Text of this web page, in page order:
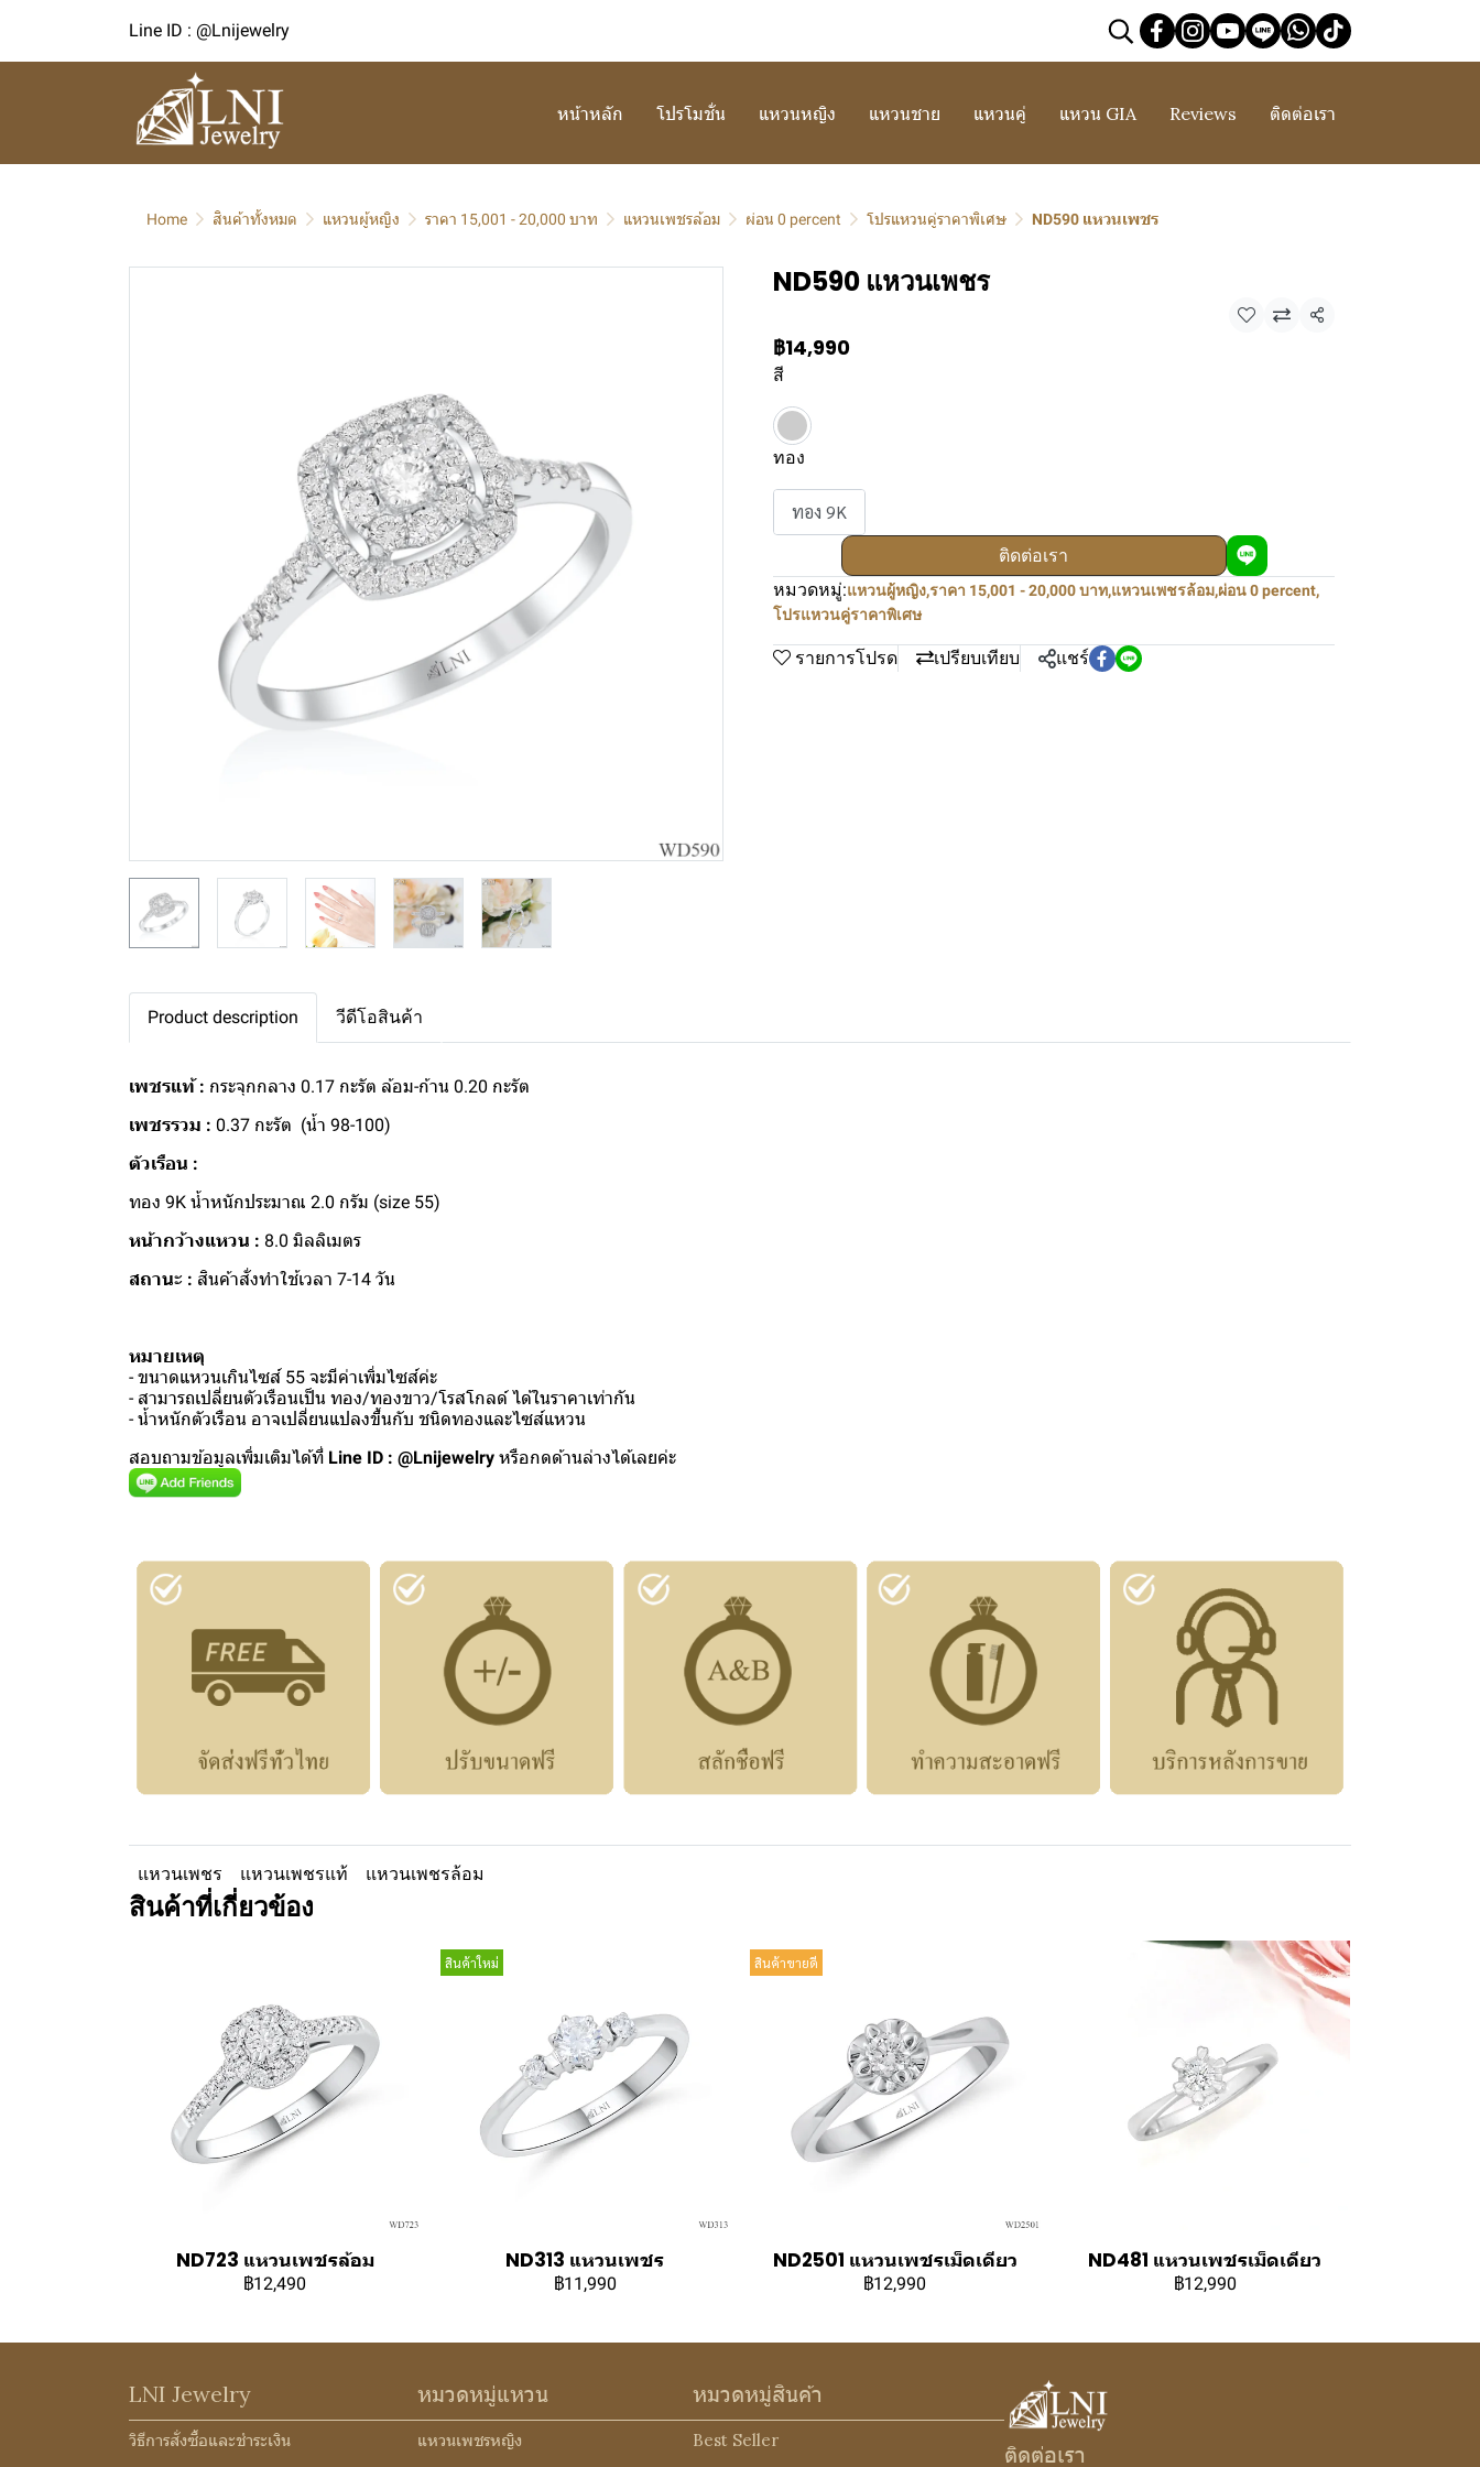
Line ID : @Lnijewelry
หน้าหลัก โปรโมชั่น แหวนหญิง แหวนชาย แหวนคู่ แหวน GIA Reviews ติดต่อเรา
Home สินค้าทั้งหมด แหวนผู้หญิง ราคา 15,001 - 20,000 บาท แหวนเพชรล้อม ผ่อน 0 percent โปรแหวนคู่ราคาพิเศษ ND590 แหวนเพชร
ND590 แหวนเพชร
แชร์
฿14,990
สี
ทอง
ทอง 9K
ติดต่อเรา
หมวดหมู่:แหวนผู้หญิง,ราคา 15,001 - 20,000 บาท,แหวนเพชรล้อม,ผ่อน 0 percent,
โปรแหวนคู่ราคาพิเศษ
รายการโปรด เปรียบเทียบ แชร์
Product description วีดีโอสินค้า
เพชรแท้ : กระจุกกลาง 0.17 กะรัต ล้อม-ก้าน 0.20 กะรัต
เพชรรวม : 0.37 กะรัต (น้ำ 98-100)
ตัวเรือน :
ทอง 9K น้ำหนักประมาณ 2.0 กรัม (size 55)
หน้ากว้างแหวน : 8.0 มิลลิเมตร
สถานะ : สินค้าสั่งทำใช้เวลา 7-14 วัน
หมายเหตุ
- ขนาดแหวนเกินไซส์ 55 จะมีค่าเพิ่มไซส์ค่ะ
- สามารถเปลี่ยนตัวเรือนเป็น ทอง/ทองขาว/โรสโกลด์ ได้ในราคาเท่ากัน
- น้ำหนักตัวเรือน อาจเปลี่ยนแปลงขึ้นกับ ชนิดทองและไซส์แหวน
สอบถามข้อมูลเพิ่มเติมได้ที่ Line ID : @Lnijewelry หรือกดด้านล่างได้เลยค่ะ
แหวนเพชร แหวนเพชรแท้ แหวนเพชรล้อม
สินค้าที่เกี่ยวข้อง
ND723 แหวนเพชรล้อม
฿12,490
สินค้าใหม่
ND313 แหวนเพชร
฿11,990
สินค้าขายดี
ND2501 แหวนเพชรเม็ดเดียว
฿12,990
ND481 แหวนเพชรเม็ดเดียว
฿12,990
LNI Jewelry
วิธีการสั่งซื้อและชำระเงิน
หมวดหมู่แหวน
แหวนเพชรหญิง
หมวดหมู่สินค้า
Best Seller
ติดต่อเรา